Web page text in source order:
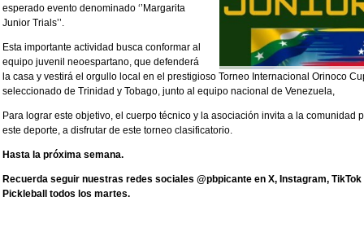
esperado evento denominado ‘’Margarita
Junior Trials’’.
Esta importante actividad busca conformar al
equipo juvenil neoespartano, que defenderá
la casa y vestirá el orgullo local en el prestigioso Torneo Internacional Orinoco
seleccionado de Trinidad y Tobago, junto al equipo nacional de Venezuela,
Para lograr este objetivo, el cuerpo técnico y la asociación invita a la comunidad
este deporte, a disfrutar de este torneo clasificatorio.
Hasta la próxima semana.
Recuerda seguir nuestras redes sociales @pbpicante en X, Instagram,
Pickleball todos los martes.